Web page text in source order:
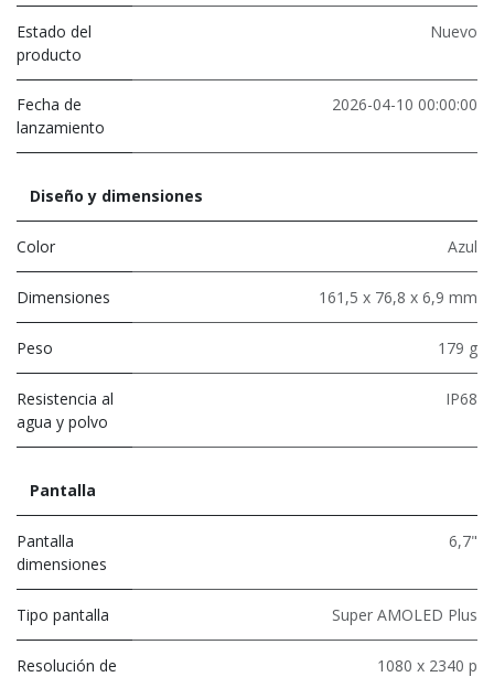
Estado del
producto
Nuevo
Fecha de
lanzamiento
2026-04-10 00:00:00
Diseño y dimensiones
Color Azul
Dimensiones 161,5 x 76,8 x 6,9 mm
Peso 179 g
Resistencia al
agua y polvo
IP68
Pantalla
Pantalla
dimensiones
6,7"
Tipo pantalla Super AMOLED Plus
Resolución de
1080 x 2340 p